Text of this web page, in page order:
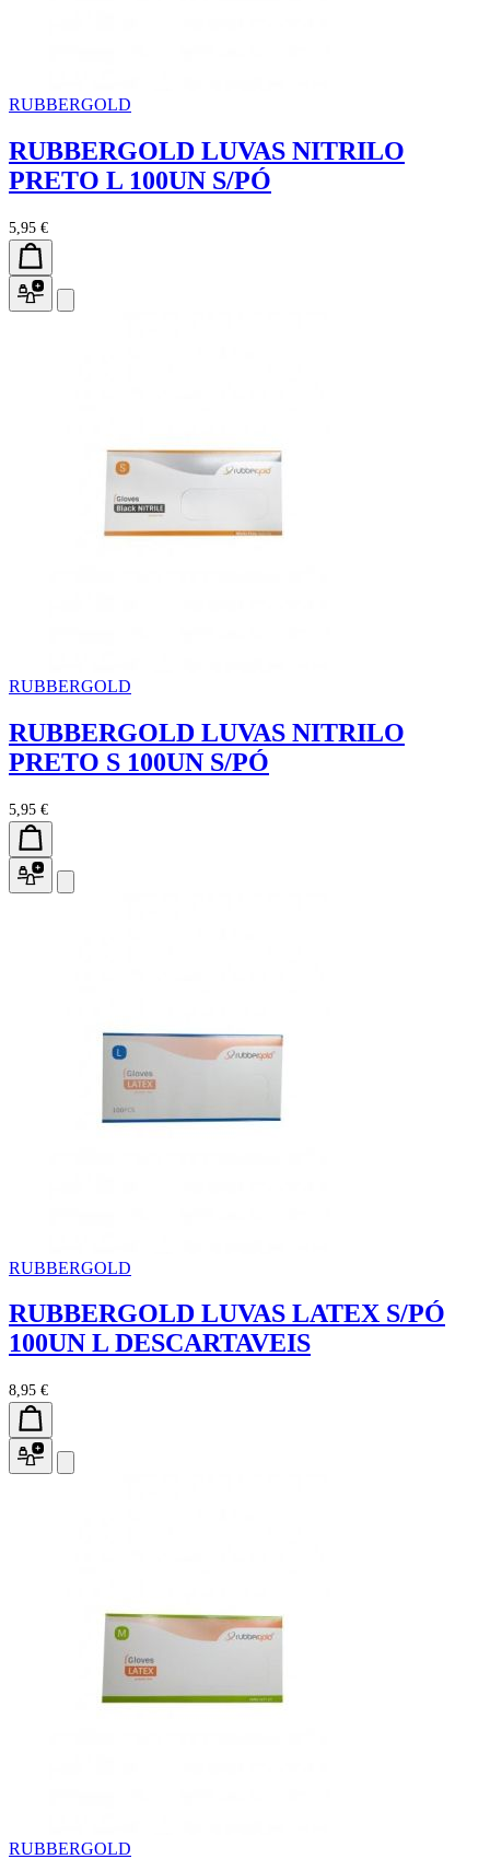
RUBBERGOLD
RUBBERGOLD LUVAS NITRILO
PRETO L 100UN S/PÓ
5,95 €
RUBBERGOLD
RUBBERGOLD LUVAS NITRILO
PRETO S 100UN S/PÓ
5,95 €
RUBBERGOLD
RUBBERGOLD LUVAS LATEX S/PÓ
100UN L DESCARTAVEIS
8,95 €
RUBBERGOLD